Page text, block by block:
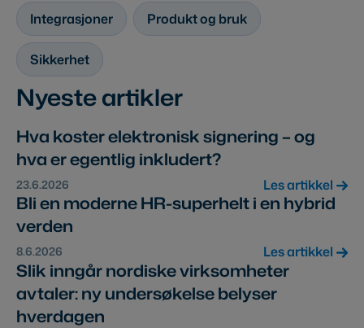
Integrasjoner Produkt og bruk
Sikkerhet
Nyeste artikler
Hva koster elektronisk signering – og
hva er egentlig inkludert?
23.6.2026 Les artikkel
Bli en moderne HR-superhelt i en hybrid
verden
8.6.2026 Les artikkel
Slik inngår nordiske virksomheter
avtaler: ny undersøkelse belyser
hverdagen